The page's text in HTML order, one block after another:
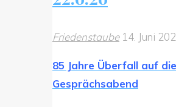
Friedenstaube 14. Juni
85 Jahre Überfall auf
Gesprächsabend